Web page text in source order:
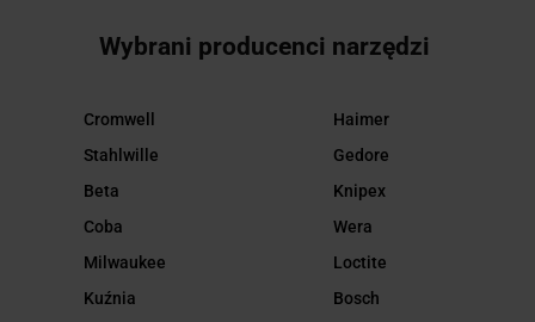
Wybrani producenci narzędzi
Cromwell
Stahlwille
Beta
Coba
Milwaukee
Kuźnia
Haimer
Gedore
Knipex
Wera
Loctite
Bosch